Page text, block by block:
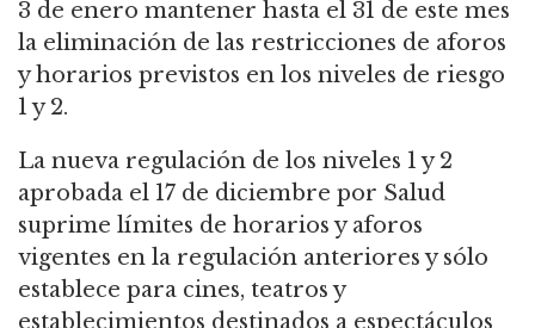
3 de enero mantener hasta el 31 de este mes
la eliminación de las restricciones de aforos
y horarios previstos en los niveles de riesgo
1 y 2.
La nueva regulación de los niveles 1 y 2
aprobada el 17 de diciembre por Salud
suprime límites de horarios y aforos
vigentes en la regulación anteriores y sólo
establece para cines, teatros y
establecimientos destinados a espectáculos